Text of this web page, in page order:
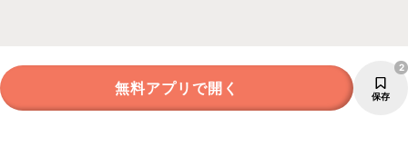
無料アプリで開く 保存
2